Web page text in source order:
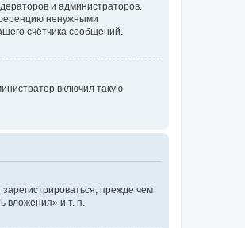
и администраторов.
ненужными
счётчика сообщений.
включил такую
прежде чем
вложения» и т. п.